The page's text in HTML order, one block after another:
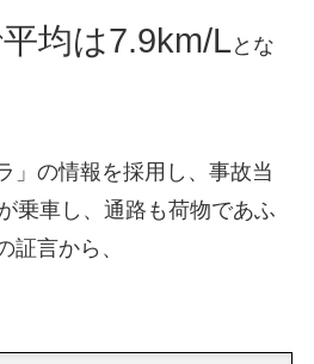
均は7.9km/Lとな
」の情報を採用し、事故当
乗車し、通路も荷物であふ
証言から、